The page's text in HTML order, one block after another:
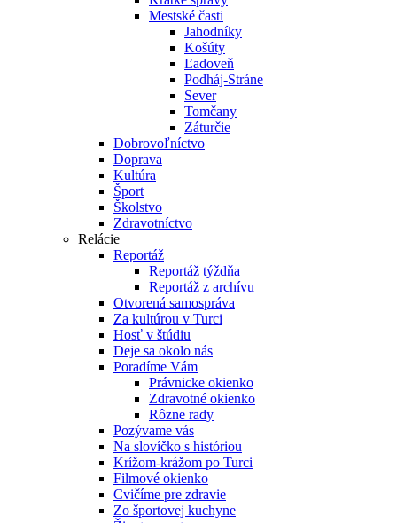
Mestské časti
Jahodníky
Košúty
Ľadoveň
Podháj-Stráne
Sever
Tomčany
Záturčie
Dobrovoľníctvo
Doprava
Kultúra
Šport
Školstvo
Zdravotníctvo
Relácie
Reportáž
Reportáž týždňa
Reportáž z archívu
Otvorená samospráva
Za kultúrou v Turci
Hosť v štúdiu
Deje sa okolo nás
Poradíme Vám
Právnicke okienko
Zdravotné okienko
Rôzne rady
Pozývame vás
Na slovíčko s históriou
Krížom-krážom po Turci
Filmové okienko
Cvičíme pre zdravie
Zo športovej kuchyne